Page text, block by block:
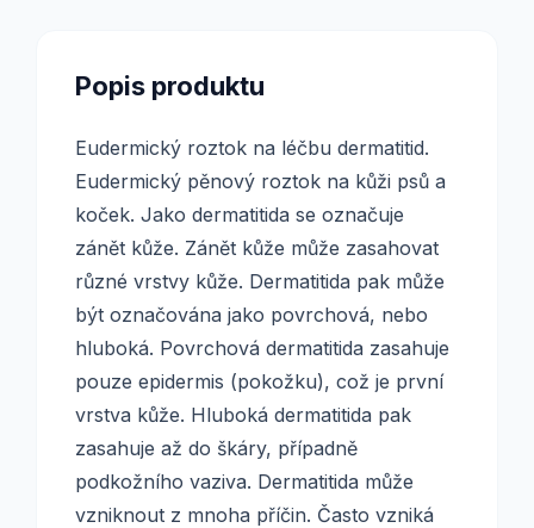
Popis produktu
Eudermický roztok na léčbu dermatitid.
Eudermický pěnový roztok na kůži psů a
koček. Jako dermatitida se označuje
zánět kůže. Zánět kůže může zasahovat
různé vrstvy kůže. Dermatitida pak může
být označována jako povrchová, nebo
hluboká. Povrchová dermatitida zasahuje
pouze epidermis (pokožku), což je první
vrstva kůže. Hluboká dermatitida pak
zasahuje až do škáry, případně
podkožního vaziva. Dermatitida může
vzniknout z mnoha příčin. Často vzniká